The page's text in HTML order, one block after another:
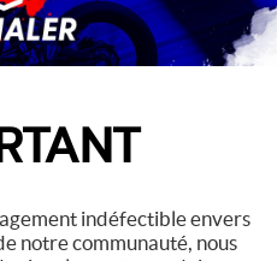
indéfectible envers
notre communauté, nous